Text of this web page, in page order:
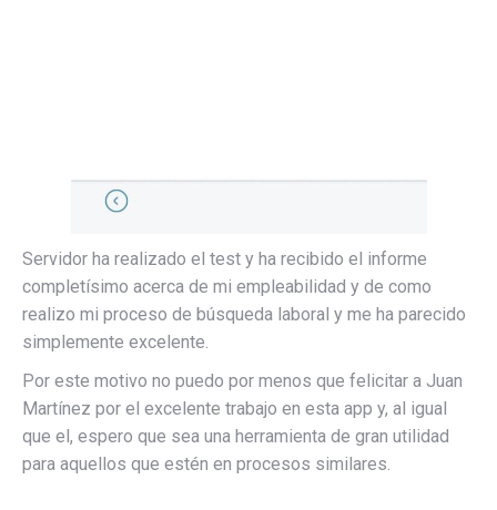
Servidor ha realizado el test y ha recibido el informe
completísimo acerca de mi empleabilidad y de como
realizo mi proceso de búsqueda laboral y me ha parecido
simplemente excelente.
Por este motivo no puedo por menos que felicitar a Juan
Martínez por el excelente trabajo en esta app y, al igual
que el, espero que sea una herramienta de gran utilidad
para aquellos que estén en procesos similares.